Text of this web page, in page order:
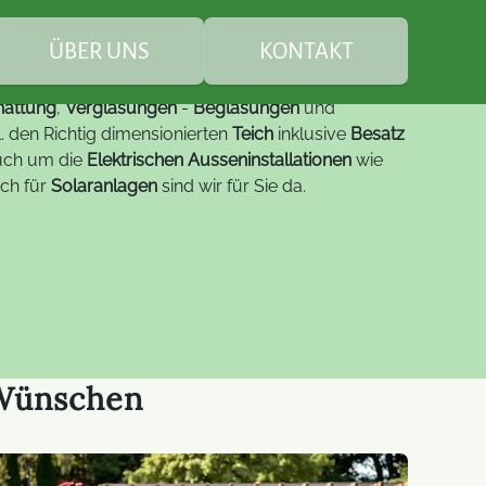
Teichbesatz
Teichfische
individuelle
Leistungen
Spezial-LED-Displays LED-
LED-Lösungen
Module
ÜBER UNS KONTAKT
,Verglasungen-Beglasungenund
den Richtig dimensionierten Teich inklusive Besatz
um die Elektrischen Ausseninstallationen wie
für Solaranlagen sind wir für Sie da.